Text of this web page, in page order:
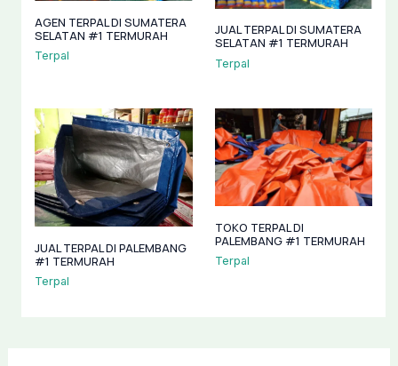
AGEN TERPAL DI SUMATERA
SELATAN #1 TERMURAH
Terpal
JUAL TERPAL DI SUMATERA
SELATAN #1 TERMURAH
Terpal
JUAL TERPAL DI PALEMBANG
#1 TERMURAH
Terpal
TOKO TERPAL DI
PALEMBANG #1 TERMURAH
Terpal